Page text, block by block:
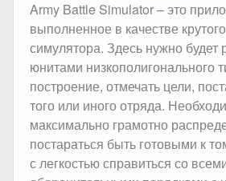
Army Battle Simulator – это
выполненное в качестве
симулятора. Здесь нужно будет
юнитами низкополигонального
построение, отмечать цели,
того или иного отряда.
максимально грамотно
постараться быть готовыми к
с легкостью справиться со